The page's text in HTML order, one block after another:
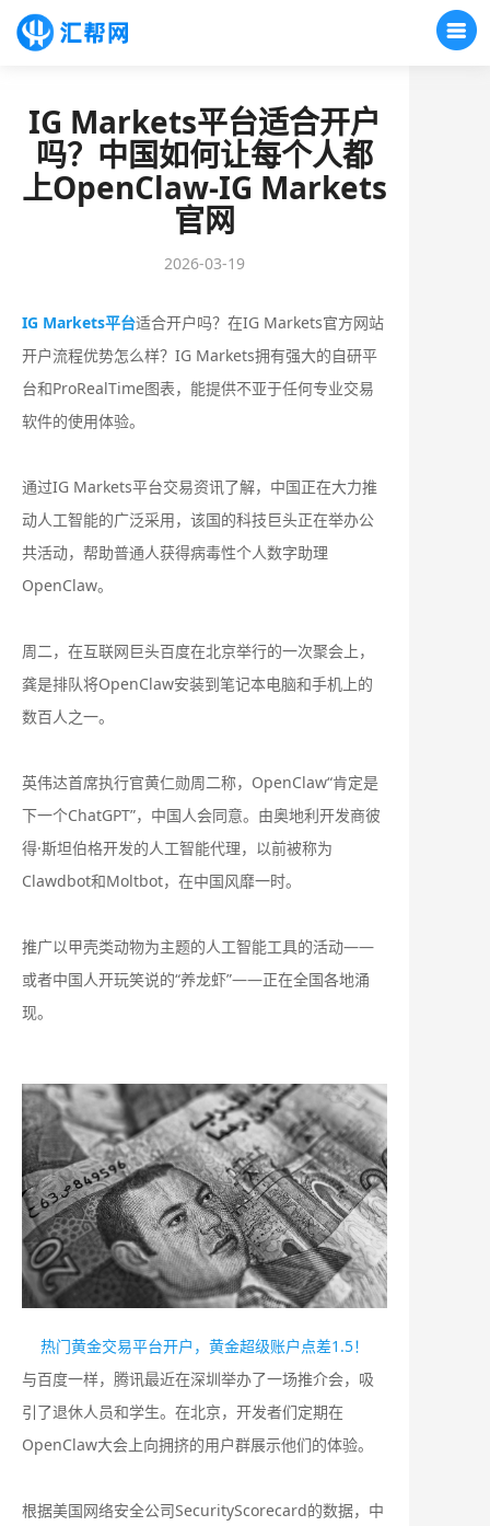
IG Markets平台适合开户
吗？中国如何让每个人都
上OpenClaw-IG Markets
官网
2026-03-19
IG Markets平台适合开户吗？在IG Markets官方网站
开户流程优势怎么样？‌‌‌IG Markets拥有强大的自研平
台和ProRealTime图表，能提供不亚于任何专业交易
软件的使用体验。
通过IG Markets平台交易资讯了解，中国正在大力推
动人工智能的广泛采用，该国的科技巨头正在举办公
共活动，帮助普通人获得病毒性个人数字助理
OpenClaw。
周二，在互联网巨头百度在北京举行的一次聚会上，
龚是排队将OpenClaw安装到笔记本电脑和手机上的
数百人之一。
英伟达首席执行官黄仁勋周二称，OpenClaw“肯定是
下一个ChatGPT”，中国人会同意。由奥地利开发商彼
得·斯坦伯格开发的人工智能代理，以前被称为
Clawdbot和Moltbot，在中国风靡一时。
推广以甲壳类动物为主题的人工智能工具的活动——
或者中国人开玩笑说的“养龙虾”——正在全国各地涌
现。
热门黄金交易平台开户，黄金超级账户点差1.5！
与百度一样，腾讯最近在深圳举办了一场推介会，吸
引了退休人员和学生。在北京，开发者们定期在
OpenClaw大会上向拥挤的用户群展示他们的体验。
根据美国网络安全公司SecurityScorecard的数据，中